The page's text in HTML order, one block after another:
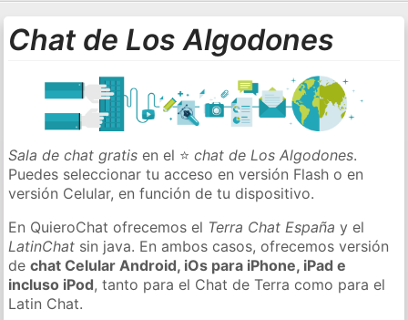
Chat de Los Algodones
Sala de chat gratis en el ⭐chat de Los Algodones.
Puedes seleccionar tu acceso en versión Flash o en
versión Celular, en función de tu dispositivo.
En QuieroChat ofrecemos el Terra Chat España y el
LatinChat sin java. En ambos casos, ofrecemos versión
dechat Celular Android, iOs para iPhone, iPad e
incluso iPod, tanto para el Chat de Terra como para el
Latin Chat.